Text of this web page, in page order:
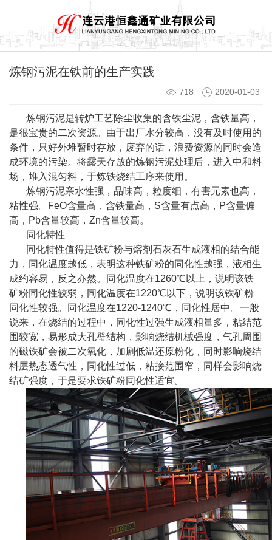
炼钢污泥在铁前的生产实践
718 2020-01-03
炼钢污泥是转炉工艺除尘收集的含铁尘泥，含铁量高，
是很宝贵的二次资源。由于出厂水分较高，没有及时使用的
条件，只好外堆暂时存放，废弃的话，浪费资源的同时会造
成环境的污染。将露天存放的炼钢污泥处理后，进入中和料
场，堆入混匀料，于炼铁烧结工序来使用。
炼钢污泥亲水性强，品味高，粒度细，有害元素也高，
粘性强。FeO含量高，含铁量高，S含量有点高，P含量偏
高，Pb含量较高，Zn含量较高。
同化特性
同化特性值得是铁矿粉与熔剂石灰石生成液相的结合能
力，同化温度越低，表明这种铁矿粉的同化性越强，液相生
成约容易，反之亦然。同化温度在1260℃以上，说明该铁
矿粉同化性较弱，同化温度在1220℃以下，说明该铁矿粉
同化性较强。同化温度在1220-1240℃，同化性居中。一般
说来，在烧结的过程中，同化性过强生成液相量多，粘结范
围较宽，易形成大孔璧结构，影响烧结机械强度，气孔周围
的磁铁矿会被二次氧化，加剧低温还原粉化，同时影响烧结
料层热态透气性，同化性过低，粘接范围窄，同样会影响烧
结矿强度，于是要求铁矿粉同化性适宜。